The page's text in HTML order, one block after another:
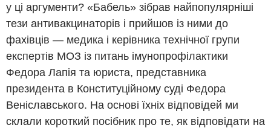
у ці аргументи? «Бабель» зібрав найпопулярніші
тези антивакцинаторів і прийшов із ними до
фахівців ― медика і керівника технічної групи
експертів МОЗ із питань імунопрофілактики
Федора Лапія та юриста, представника
президента в Конституційному суді Федора
Веніславського. На основі їхніх відповідей ми
склали короткий посібник про те, як відповідати на